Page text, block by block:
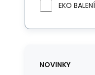
EKO BALENÍ
NOVINKY